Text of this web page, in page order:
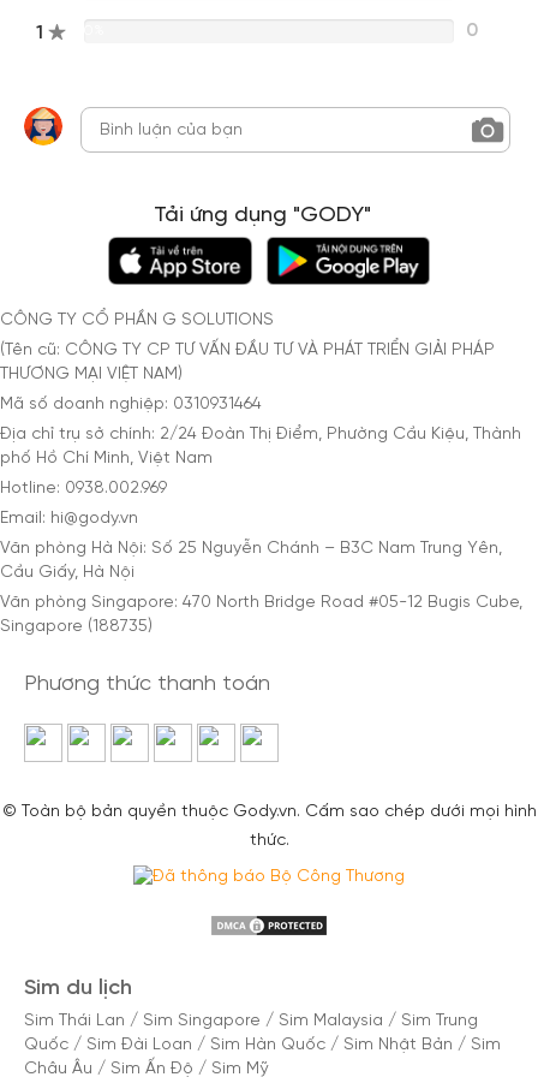
1 0
Tải ứng dụng "GODY"
CÔNG TY CỔ PHẦN G SOLUTIONS
(Tên cũ: CÔNG TY CP TƯ VẤN ĐẦU TƯ VÀ PHÁT TRIỂN GIẢI PHÁP
THƯƠNG MẠI VIỆT NAM)
Mã số doanh nghiệp: 0310931464
Địa chỉ trụ sở chính: 2/24 Đoàn Thị Điểm, Phường Cầu Kiệu, Thành
phố Hồ Chí Minh, Việt Nam
Hotline: 0938.002.969
Email: hi@gody.vn
Văn phòng Hà Nội: Số 25 Nguyễn Chánh – B3C Nam Trung Yên,
Cầu Giấy, Hà Nội
Văn phòng Singapore: 470 North Bridge Road #05-12 Bugis Cube,
Singapore (188735)
Phương thức thanh toán
© Toàn bộ bản quyền thuộc Gody.vn. Cấm sao chép dưới mọi hình
thức.
Sim du lịch
Sim Thái Lan / Sim Singapore / Sim Malaysia / Sim Trung
Quốc / Sim Đài Loan / Sim Hàn Quốc / Sim Nhật Bản / Sim
Châu Âu / Sim Ấn Độ / Sim Mỹ